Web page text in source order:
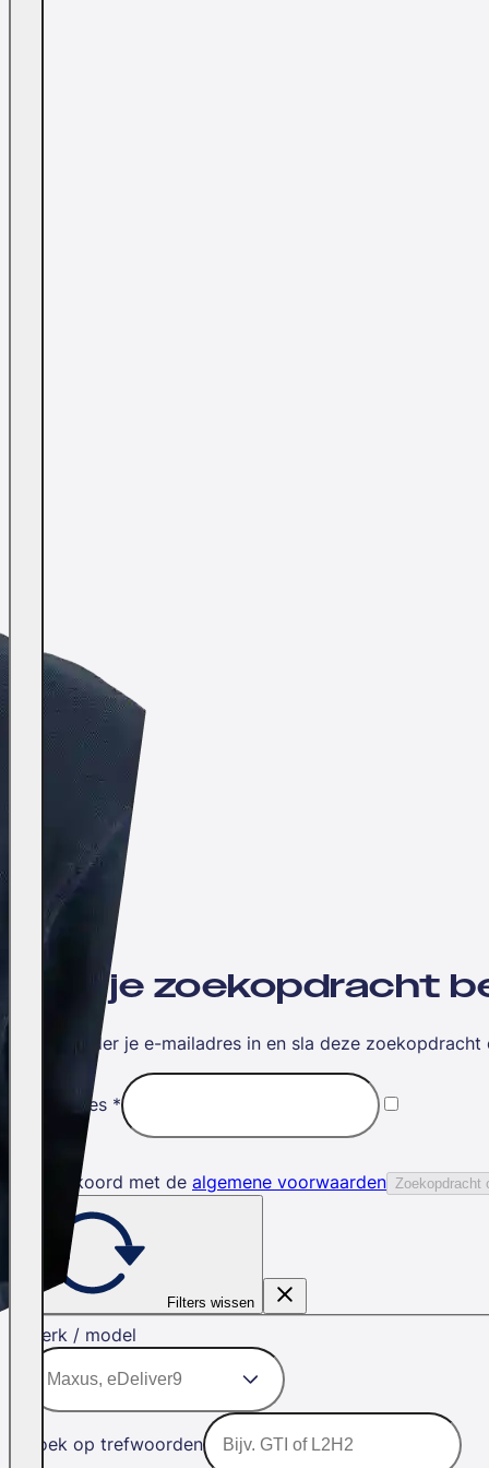
Wil jij je zoekopdracht
Vul hieronder je e-mailadres in en sla deze
E-mailadres *
Ik ga akkoord met de algemene voorwaarden Zoekopdracht
Filters wissen
Merk / model
Zoek op trefwoorden